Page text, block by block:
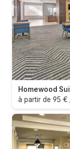
Homewood
à partir de 95 €